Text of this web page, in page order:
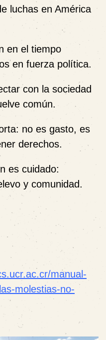
luchas en América
en el tiempo
en fuerza política.
con la sociedad
común.
no es gasto, es
derechos.
es cuidado:
y comunidad.
manual-
molestias-no-